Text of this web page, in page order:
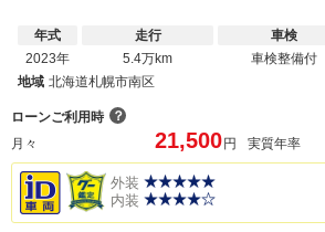
年式
2023年
走行
5.4万km
車検
車検整備付
地域 北海道札幌市南区
ローンご利用時 ？
月々
21,500円 実質年率
外装
内装